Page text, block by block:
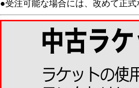
●受注可能な場合には、改めて正